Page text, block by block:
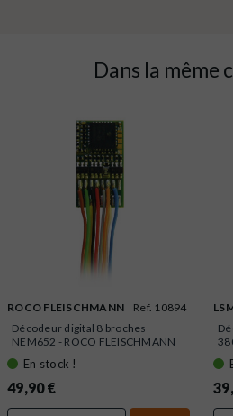
Dans la même
ROCO FLEISCHMANN
Ref. 10894
Décodeur digital 8 broches
NEM652 - ROCO FLEISCHMANN
10894
En stock !
49,90 €